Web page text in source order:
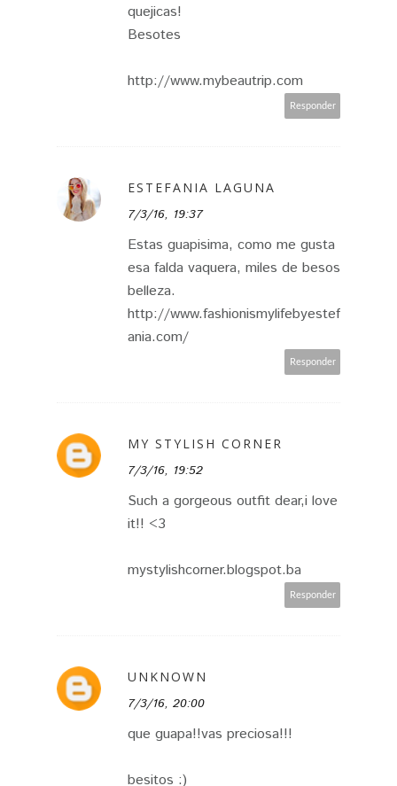
quejicas!
Besotes
http://www.mybeautrip.com
Responder
ESTEFANIA LAGUNA
7/3/16, 19:37
Estas guapisima, como me gusta
esa falda vaquera, miles de besos
belleza.
http://www.fashionismylifebyestef
ania.com/
Responder
MY STYLISH CORNER
7/3/16, 19:52
Such a gorgeous outfit dear,i love
it!! <3
mystylishcorner.blogspot.ba
Responder
UNKNOWN
7/3/16, 20:00
que guapa!!vas preciosa!!!
besitos :)